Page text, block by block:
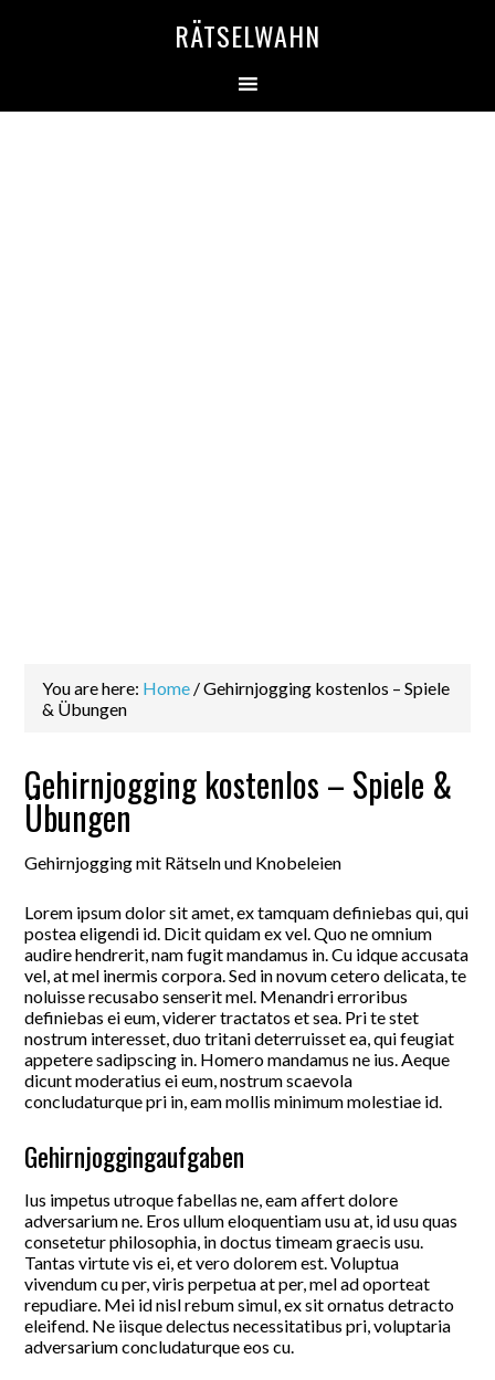
RÄTSELWAHN
You are here: Home /Gehirnjogging kostenlos – Spiele
& Übungen
Gehirnjogging kostenlos – Spiele &
Übungen
Gehirnjogging mit Rätseln und Knobeleien
Lorem ipsum dolor sit amet, ex tamquam definiebas qui, qui
postea eligendi id. Dicit quidam ex vel. Quo ne omnium
audire hendrerit, nam fugit mandamus in. Cu idque accusata
vel, at mel inermis corpora. Sed in novum cetero delicata, te
noluisse recusabo senserit mel. Menandri erroribus
definiebas ei eum, viderer tractatos et sea. Pri te stet
nostrum interesset, duo tritani deterruisset ea, qui feugiat
appetere sadipscing in. Homero mandamus ne ius. Aeque
dicunt moderatius ei eum, nostrum scaevola
concludaturque pri in, eam mollis minimum molestiae id.
Gehirnjoggingaufgaben
Ius impetus utroque fabellas ne, eam affert dolore
adversarium ne. Eros ullum eloquentiam usu at, id usu quas
consetetur philosophia, in doctus timeam graecis usu.
Tantas virtute vis ei, et vero dolorem est. Voluptua
vivendum cu per, viris perpetua at per, mel ad oporteat
repudiare. Mei id nisl rebum simul, ex sit ornatus detracto
eleifend. Ne iisque delectus necessitatibus pri, voluptaria
adversarium concludaturque eos cu.